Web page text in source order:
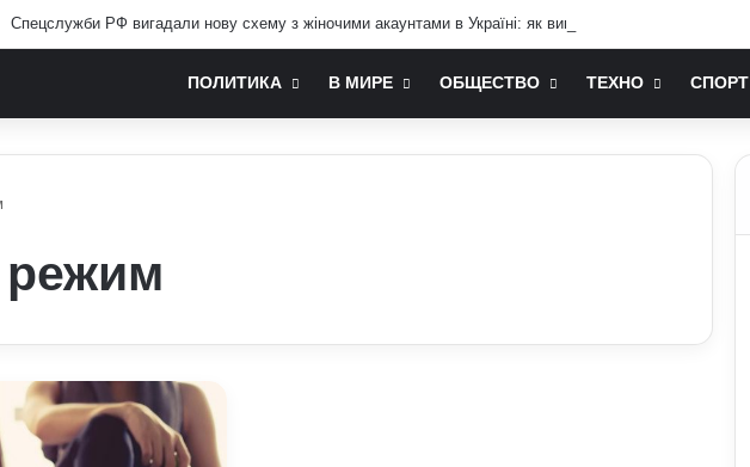
Спецслужби РФ вигадали нову схему з жіночими акаунтами в Україні: як виманюють військових
ПОЛИТИКА В МИРЕ ОБЩЕСТВО ТЕХНО СПОРТ